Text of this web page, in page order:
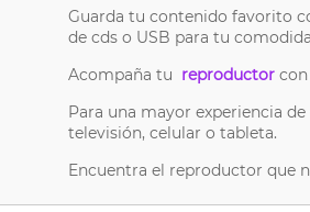
Guarda tu contenido favorito
de cds o USB para tu
Acompaña tu reproductor con
Para una mayor experiencia
televisión, celular o tableta.
Encuentra el reproductor que